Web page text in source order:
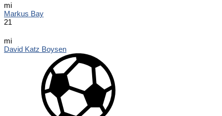
mi
Markus Bay
21
mi
David Katz Boysen